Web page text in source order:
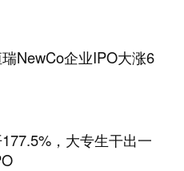
NewCo企业IPO大涨6
，大专生干出一